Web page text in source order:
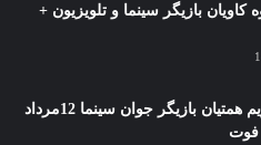
بازیگر سینما و تلویزیون +
درگذشت مریم همتیان بازیگر جوان سینما 12مرداد